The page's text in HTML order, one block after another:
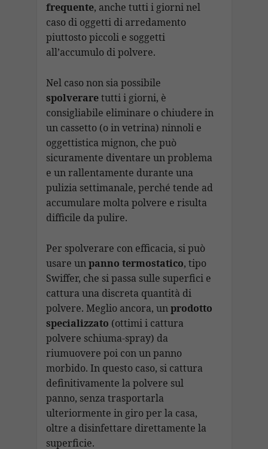
frequente, anche tutti i giorni nel
caso di oggetti di arredamento
piuttosto piccoli e soggetti
all’accumulo di polvere.
Nel caso non sia possibile
spolveraretutti i giorni, è
consigliabile eliminare o chiudere in
un cassetto (o in vetrina) ninnoli e
oggettistica mignon, che può
sicuramente diventare un problema
e un rallentamente durante una
pulizia settimanale, perché tende ad
accumulare molta polvere e risulta
difficile da pulire.
Per spolverare con efficacia, si può
usare unpanno termostatico, tipo
Swiffer, che si passa sulle superfici e
cattura una discreta quantità di
polvere. Meglio ancora, unprodotto
specializzato (ottimi i cattura
polvere schiuma-spray) da
riumuovere poi con un panno
morbido. In questo caso, si cattura
definitivamente la polvere sul
panno, senza trasportarla
ulteriormente in giro per la casa,
oltre a disinfettare direttamente la
superficie.